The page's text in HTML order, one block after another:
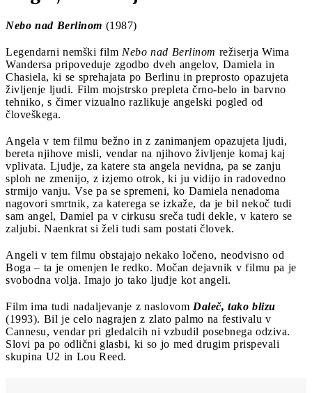
Nebo nad Berlinom (1987)
Legendarni nemški film Nebo nad Berlinom režiserja Wima
Wandersa pripoveduje zgodbo dveh angelov, Damiela in
Chasiela, ki se sprehajata po Berlinu in preprosto opazujeta
življenje ljudi. Film mojstrsko prepleta črno-belo in barvno
tehniko, s čimer vizualno razlikuje angelski pogled od
človeškega.
Angela v tem filmu bežno in z zanimanjem opazujeta ljudi,
bereta njihove misli, vendar na njihovo življenje komaj kaj
vplivata. Ljudje, za katere sta angela nevidna, pa se zanju
sploh ne zmenijo, z izjemo otrok, ki ju vidijo in radovedno
strmijo vanju. Vse pa se spremeni, ko Damiela nenadoma
nagovori smrtnik, za katerega se izkaže, da je bil nekoč tudi
sam angel, Damiel pa v cirkusu sreča tudi dekle, v katero se
zaljubi. Naenkrat si želi tudi sam postati človek.
Angeli v tem filmu obstajajo nekako ločeno, neodvisno od
Boga – ta je omenjen le redko. Močan dejavnik v filmu pa je
svobodna volja. Imajo jo tako ljudje kot angeli.
Film ima tudi nadaljevanje z naslovom Daleč, tako blizu
(1993). Bil je celo nagrajen z zlato palmo na festivalu v
Cannesu, vendar pri gledalcih ni vzbudil posebnega odziva.
Slovi pa po odlični glasbi, ki so jo med drugim prispevali
skupina U2 in Lou Reed.